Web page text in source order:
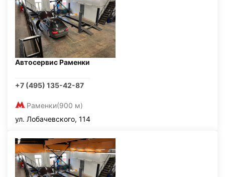
Автосервис Раменки
+7 (495) 135-42-87
Раменки(900 м)
ул. Лобачевского, 114